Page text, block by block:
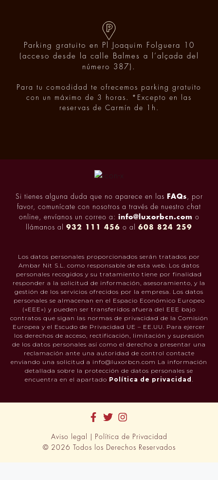
Parking gratuito en Pl Joaquim Folguera 10
(acceso desde la calle Balmes a l’alçada del
número 387).
Para tu comodidad te ofrecemos parking gratuito
con un máximo de 3 horas. *Excepto en las
reservas de Carmín de 1h.
Si tienes alguna duda que no aparece en las FAQs , por
favor, comunícate con nosotros a través de nuestro chat
online, envíanos un correo a: info@luxorbcn.com o
llámanos al 932 111 456 o al 608 824 259
Los datos personales proporcionados serán tratados por
Ambar Nit S.L. como responsable de esta web. Los datos
personales recogidos y su tratamiento tiene por finalidad
responder a la solicitud de información, asesoramiento, y la
gestión de los servicios ofrecidos por la empresa. Los datos
personales se almacenan en el Espacio Económico Europeo
(«EEE») y pueden ser transferidos afuera del EEE bajo
contratos que sigan las normas de privacidad de la Comisión
Europea y el Escudo de Privacidad UE – EE.UU. Para ejercer
los derechos de acceso, rectificación, limitación y supresión
de los datos personales así como el derecho a presentar una
reclamación ante una autoridad de control contacte
enviando una solicitud a info@luxorbcn.com La información
detallada sobre la protección de datos personales se
encuentra en el apartado Política de privacidad
Aviso legal
Política de Privacidad
© 2026 Todos los Derechos Reservados